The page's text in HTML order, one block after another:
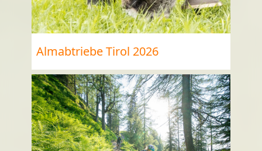
Almabtriebe Tirol 2026